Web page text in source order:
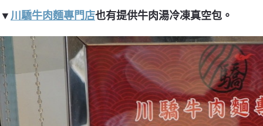
▼ 川驕牛肉麵專門店也有提供牛肉湯冷凍真空包。